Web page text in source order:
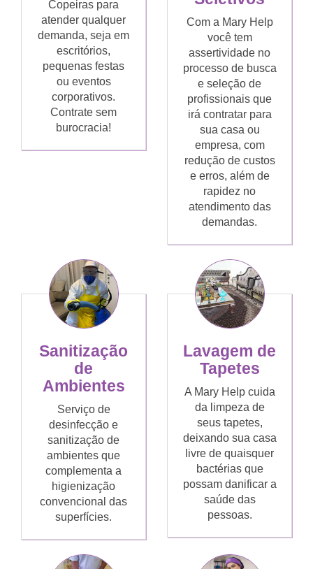
Copeiras para
atender qualquer
demanda, seja em
escritórios,
pequenas festas
ou eventos
corporativos.
Contrate sem
burocracia!
Com a Mary Help
você tem
assertividade no
processo de busca
e seleção de
profissionais que
irá contratar para
sua casa ou
empresa, com
redução de custos
e erros, além de
rapidez no
atendimento das
demandas.
Sanitização
de
Ambientes
Serviço de
desinfecção e
sanitização de
ambientes que
complementa a
higienização
convencional das
superfícies.
Lavagem de
Tapetes
A Mary Help cuida
da limpeza de
seus tapetes,
deixando sua casa
livre de quaisquer
bactérias que
possam danificar a
saúde das
pessoas.